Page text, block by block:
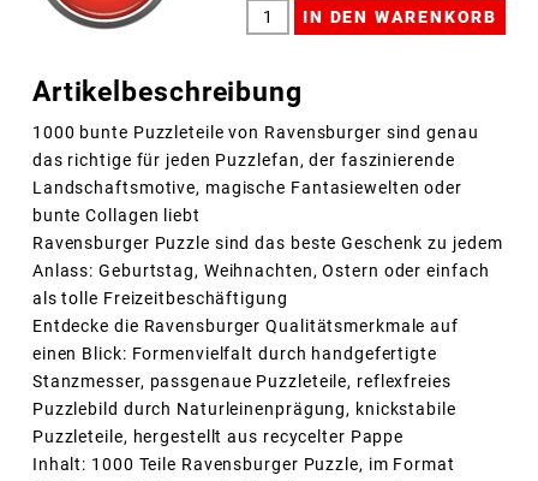
Artikelbeschreibung
1000 bunte Puzzleteile von Ravensburger sind genau
das richtige für jeden Puzzlefan, der faszinierende
Landschaftsmotive, magische Fantasiewelten oder
bunte Collagen liebt
Ravensburger Puzzle sind das beste Geschenk zu jedem
Anlass: Geburtstag, Weihnachten, Ostern oder einfach
als tolle Freizeitbeschäftigung
Entdecke die Ravensburger Qualitätsmerkmale auf
einen Blick: Formenvielfalt durch handgefertigte
Stanzmesser, passgenaue Puzzleteile, reflexfreies
Puzzlebild durch Naturleinenprägung, knickstabile
Puzzleteile, hergestellt aus recycelter Pappe
Inhalt: 1000 Teile Ravensburger Puzzle, im Format